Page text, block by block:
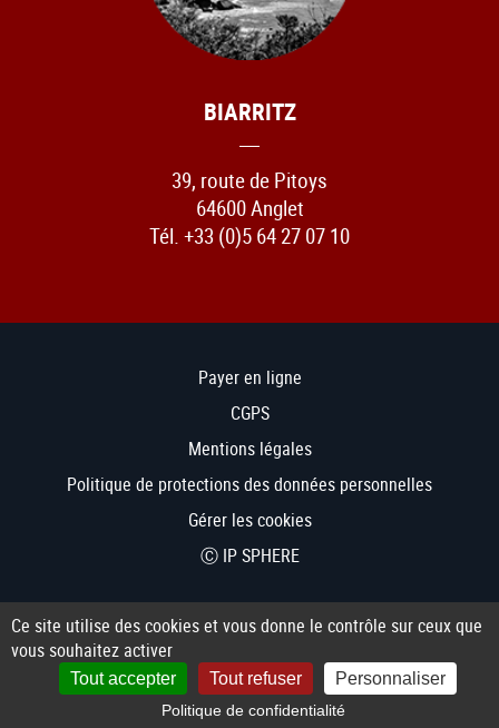
BIARRITZ
39, route de Pitoys
64600 Anglet
Tél. +33 (0)5 64 27 07 10
Payer en ligne
CGPS
Mentions légales
Politique de protections des données personnelles
Gérer les cookies
Ⓒ IP SPHERE
Ce site utilise des cookies et vous donne le contrôle sur ceux que
vous souhaitez activer
Tout accepter Tout refuser Personnaliser
Politique de confidentialité